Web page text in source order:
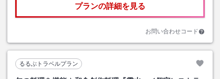
プランの詳細を見る
お問い合わせコード
るるぶトラベルプラン